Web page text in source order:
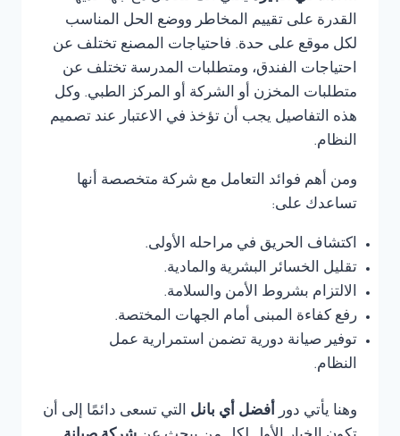
القدرة على تقييم المخاطر ووضع الحل المناسب
لكل موقع على حدة. فاحتياجات المصنع تختلف عن
احتياجات الفندق، ومتطلبات المدرسة تختلف عن
متطلبات المخزن أو الشركة أو المركز الطبي. وكل
هذه التفاصيل يجب أن تؤخذ في الاعتبار عند تصميم
النظام.
ومن أهم فوائد التعامل مع شركة متخصصة أنها
تساعدك على:
اكتشاف الحريق في مراحله الأولى.
تقليل الخسائر البشرية والمادية.
الالتزام بشروط الأمن والسلامة.
رفع كفاءة المبنى أمام الجهات المختصة.
توفير صيانة دورية تضمن استمرارية عمل
النظام.
وهنا يأتي دور أفضل أي بانل التي تسعى دائمًا إلى أن